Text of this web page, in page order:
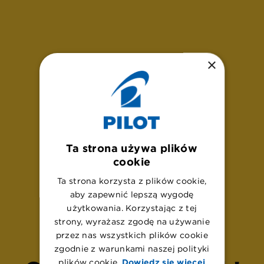
Ups!
×
Ta strona używa plików
cookie
Ta strona korzysta z plików cookie,
aby zapewnić lepszą wygodę
użytkowania. Korzystając z tej
strony, wyrażasz zgodę na używanie
przez nas wszystkich plików cookie
zgodnie z warunkami naszej polityki